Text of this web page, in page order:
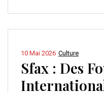
Culture
10 Mai 2026
Sfax : Des